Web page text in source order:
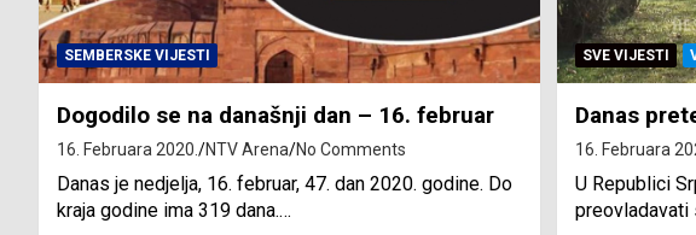
SEMBERSKE VIJESTI
Dogodilo se na današnji dan – 16. februar
16. Februara 2020. NTV Arena No Comments
Danas je nedjelja, 16. februar, 47. dan 2020. godine. Do
kraja godine ima 319 dana.…
SVE VIJESTI
Danas
16. Februara
U Republici
preovladavati